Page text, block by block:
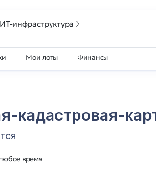
инфраструктура
Мои лоты Финансы
кадастровая-
время